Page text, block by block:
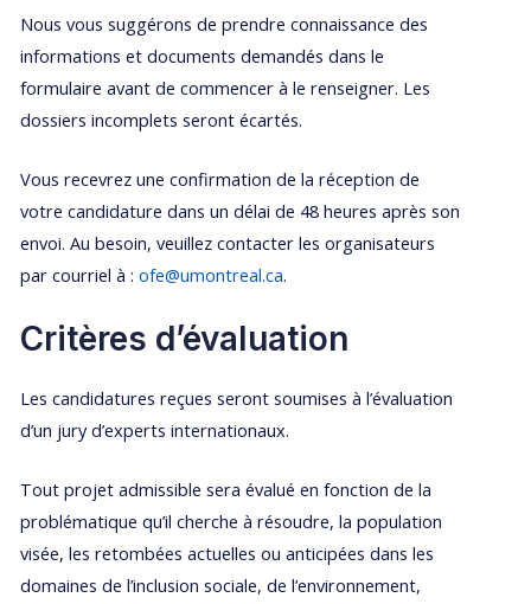
Nous vous suggérons de prendre connaissance des
informations et documents demandés dans le
formulaire avant de commencer à le renseigner. Les
dossiers incomplets seront écartés.
Vous recevrez une confirmation de la réception de
votre candidature dans un délai de 48 heures après son
envoi. Au besoin, veuillez contacter les organisateurs
par courriel à :ofe@umontreal.ca.
Critères d’évaluation
Les candidatures reçues seront soumises à l’évaluation
d’un jury d’experts internationaux.
Tout projet admissible sera évalué en fonction de la
problématique qu’il cherche à résoudre, la population
visée, les retombées actuelles ou anticipées dans les
domaines de l’inclusion sociale, de l’environnement,